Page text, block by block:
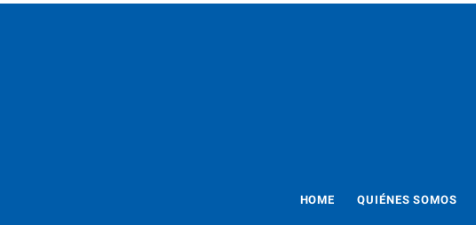
HOME QUIÉNES SOMOS